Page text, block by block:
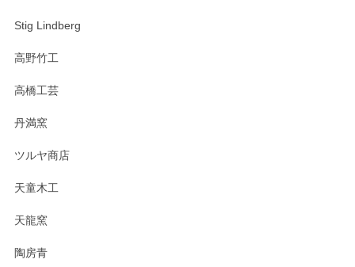
Stig Lindberg
高野竹工
高橋工芸
丹満窯
ツルヤ商店
天童木工
天龍窯
陶房青